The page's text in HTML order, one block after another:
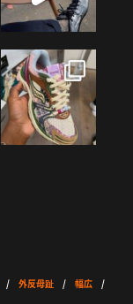
/外反母趾 /幅広 /